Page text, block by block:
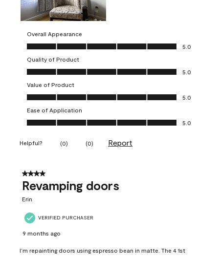
Overall Appearance
Overall Appearance, 5.0 out of 5
5.0
Quality of Product
Quality of Product, 5.0 out of 5
5.0
Value of Product
Value of Product, 5.0 out of 5
5.0
Ease of Application
Ease of Application, 5.0 out of 5
5.0
Helpful? (0) (0) Report
4 out of 5 stars.
Revamping doors
Erin
VERIFIED PURCHASER
9 months ago
I’m repainting doors using espresso bean in matte. The 4 1st